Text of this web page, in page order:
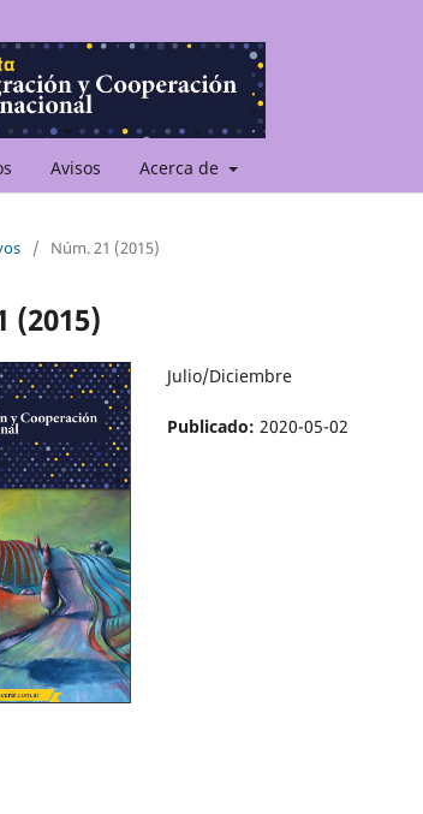
Avisos Acerca de
/ Núm. 21 (2015)
(2015)
Julio/Diciembre
Publicado: 2020-05-02